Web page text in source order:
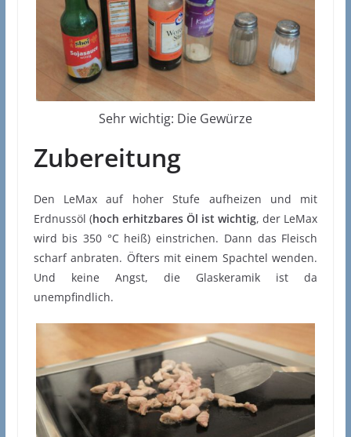
Sehr wichtig: Die Gewürze
Zubereitung
Den LeMax auf hoher Stufe aufheizen und mit
Erdnussöl (hoch erhitzbares Öl ist wichtig, der LeMax
wird bis 350 °C heiß) einstrichen. Dann das Fleisch
scharf anbraten. Öfters mit einem Spachtel wenden.
Und keine Angst, die Glaskeramik ist da
unempfindlich.